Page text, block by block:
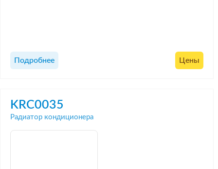
Подробнее Цены
KRC0035
Радиатор кондиционера